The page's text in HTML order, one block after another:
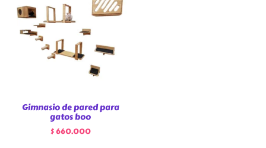
Gimnasio de pared para
gatos boo
$660.000